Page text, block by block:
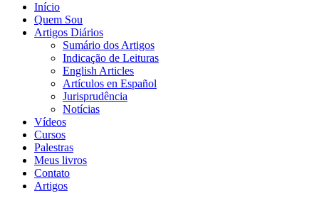
Início
Quem Sou
Artigos Diários
Sumário dos Artigos
Indicação de Leituras
English Articles
Artículos en Español
Jurisprudência
Notícias
Vídeos
Cursos
Palestras
Meus livros
Contato
Artigos